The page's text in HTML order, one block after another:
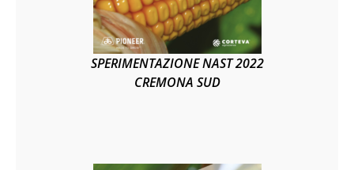
SPERIMENTAZIONE NAST 2022
CREMONA SUD